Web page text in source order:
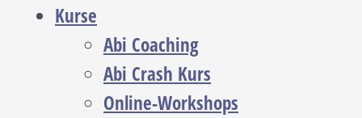
Kurse
Abi Coaching
Abi Crash Kurs
Online-Workshops